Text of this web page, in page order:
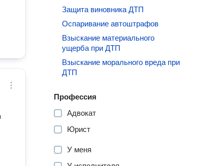
Защита виновника ДТП
Оспаривание автоштрафов
Взыскание материального
ущерба при ДТП
Взыскание морального вреда при
ДТП
Профессия
Адвокат
Юрист
У меня